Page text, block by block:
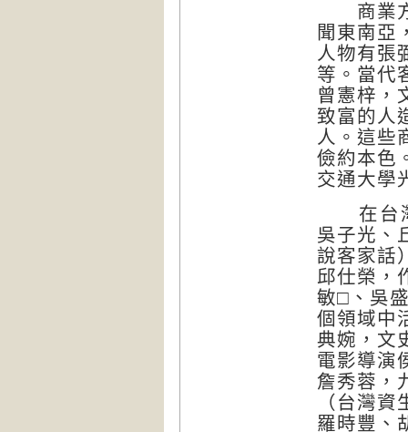
商業方
聞東南亞
人物有張
等。當代
曾憲梓，
致富的人
人。這些
儉約本色
交通大學
在台灣
吳子光、
說客家話
邱仕榮，
敏□、吳
個領域中
典婉，文
電影導演
詹秀蓉，
（台灣
羅時豐、